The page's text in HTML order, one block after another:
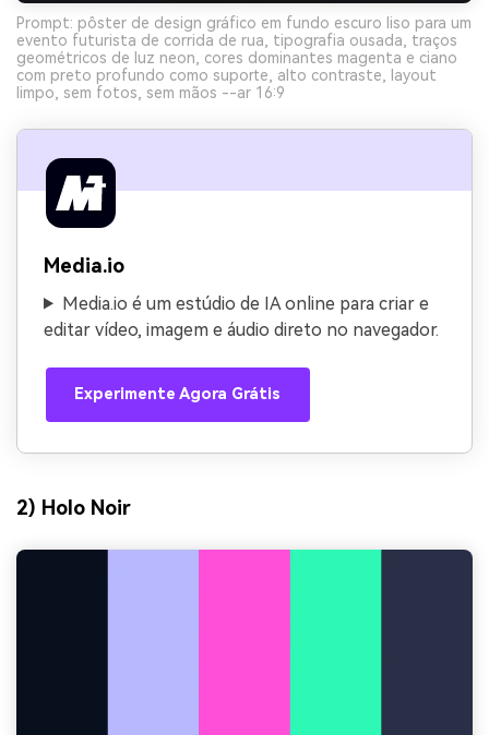
Prompt: pôster de design gráfico em fundo escuro liso para um
evento futurista de corrida de rua, tipografia ousada, traços
geométricos de luz neon, cores dominantes magenta e ciano
com preto profundo como suporte, alto contraste, layout
limpo, sem fotos, sem mãos --ar 16:9
Media.io
Media.io é um estúdio de IA online para criar e
editar vídeo, imagem e áudio direto no navegador.
Experimente Agora Grátis
2) Holo Noir